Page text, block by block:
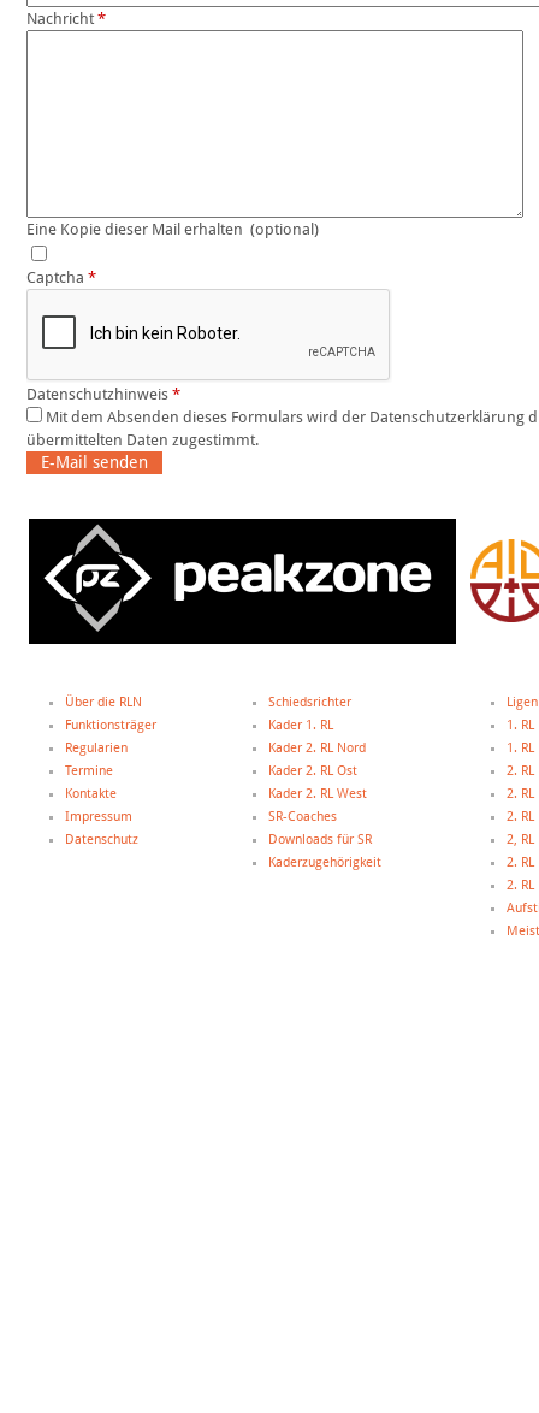
Nachricht *
Eine Kopie dieser Mail erhalten (optional)
Captcha *
Datenschutzhinweis *
übermittelten Daten zugestimmt.
E-Mail senden
Über die RLN
Funktionsträger
Regularien
Termine
Kontakte
Impressum
Datenschutz
Schiedsrichter
Kader 1. RL
Kader 2. RL Nord
Kader 2. RL Ost
Kader 2. RL West
SR-Coaches
Downloads für SR
Kaderzugehörigkeit
Ligen
1.
1.
2.
2.
2.
2,
2.
2.